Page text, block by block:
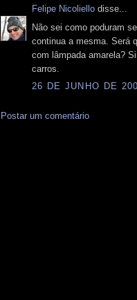
Felipe Nicoliello disse...
Não sei como poduram
continua a mesma. Será
com lâmpada amarela?
carros.
26 DE JUNHO DE
Postar um comentário